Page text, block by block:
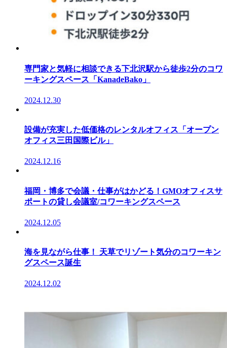
専門家と気軽に相談できる下北沢駅から徒歩2分のコワ
ーキングスペース「KanadeBako」
2024.12.30
設備が充実した低価格のレンタルオフィス「オープン
オフィス三田国際ビル」
2024.12.16
福岡・博多で会議・仕事がはかどる！GMOオフィスサ
ポートの貸し会議室/コワーキングスペース
2024.12.05
海を見ながら仕事！ 天草でリゾート気分のコワーキン
グスペース誕生
2024.12.02